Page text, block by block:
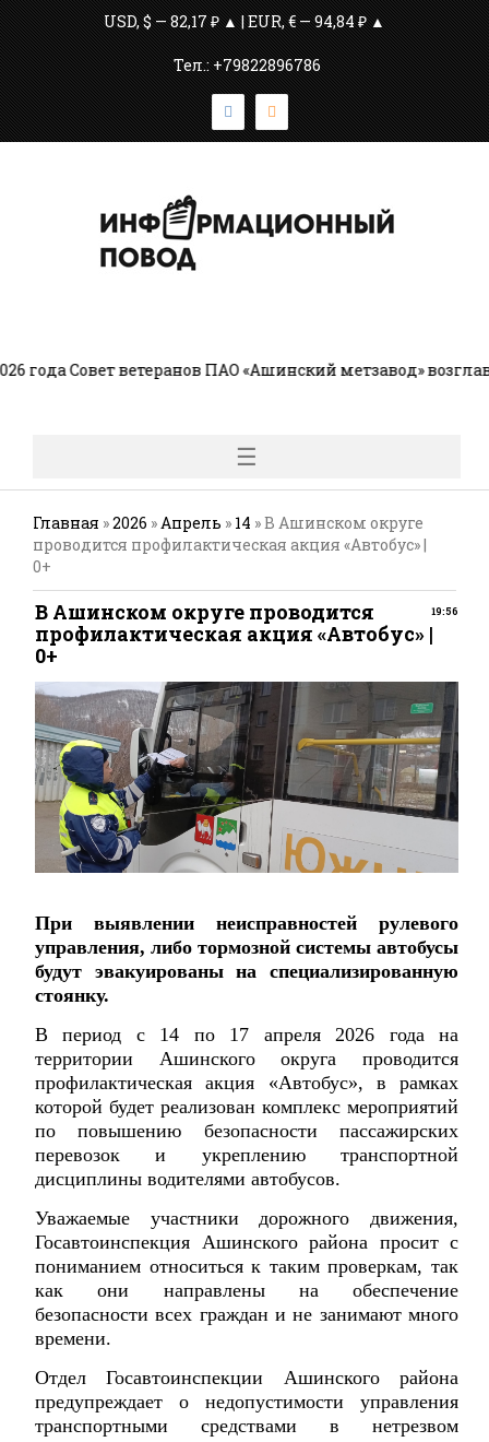
USD, $ — 82,17 ₽ ▲ | EUR, € — 94,84 ₽ ▲
Тел.: +79822896786
года Совет ветеранов ПАО «Ашинский метзавод»
☰
Главная »2026 »Апрель » 14 » В Ашинском округе
проводится профилактическая акция «Автобус» |
0+
19:56
В Ашинском округе проводится
профилактическая акция «Автобус» |
0+
При выявлении неисправностей рулевого
управления, либо тормозной системы автобусы
будут эвакуированы на специализированную
стоянку.
В период с 14 по 17 апреля 2026 года на
территории Ашинского округа проводится
профилактическая акция «Автобус», в рамках
которой будет реализован комплекс мероприятий
по повышению безопасности пассажирских
перевозок и укреплению транспортной
дисциплины водителями автобусов.
Уважаемые участники дорожного движения,
Госавтоинспекция Ашинского района просит с
пониманием относиться к таким проверкам, так
как они направлены на обеспечение
безопасности всех граждан и не занимают много
времени.
Отдел Госавтоинспекции Ашинского района
предупреждает о недопустимости управления
транспортными средствами в нетрезвом